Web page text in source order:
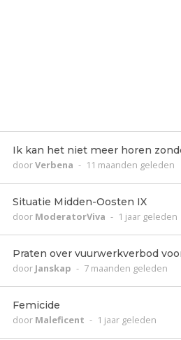
Ik kan het niet meer horen
doorVerbena - 11 maanden geleden
Situatie Midden-Oosten IX
door ModeratorViva - 1 jaar geleden
Praten over vuurwerkverbod
door Janskap - 7 maanden geleden
Femicide
door Maleficent - 1 jaar geleden